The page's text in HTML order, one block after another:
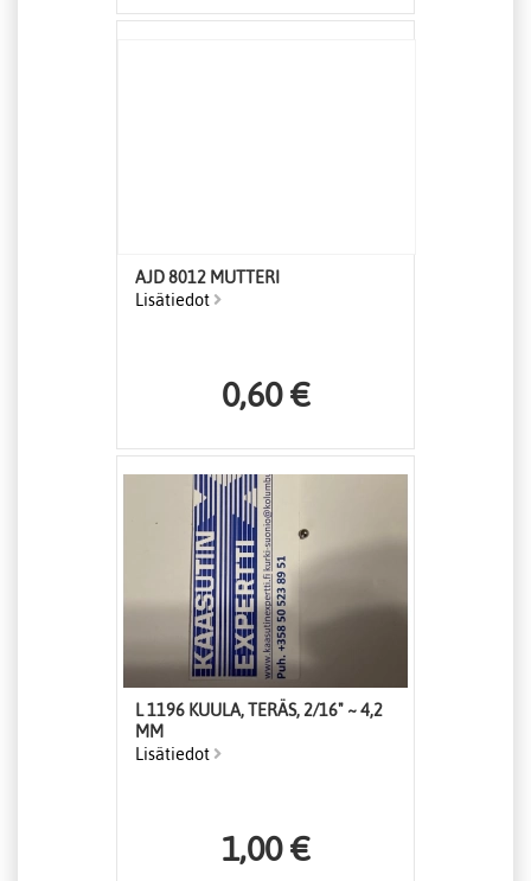
AJD 8012 MUTTERI
Lisätiedot
0,60 €
L 1196 KUULA, TERÄS, 2/16" ~ 4,2
MM
Lisätiedot
1,00 €